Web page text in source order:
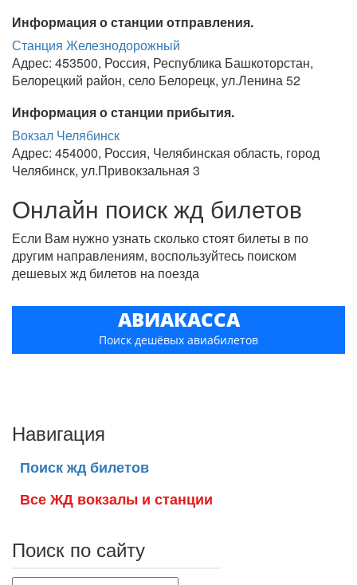
Информация о станции отправления.
Станция Железнодорожный
Адрес: 453500, Россия, Республика Башкоторстан,
Белорецкий район, село Белорецк, ул.Ленина 52
Информация о станции прибытия.
Вокзал Челябинск
Адрес: 454000, Россия, Челябинская область, город
Челябинск, ул.Привокзальная 3
Онлайн поиск жд билетов
Если Вам нужно узнать сколько стоят билеты в по
другим направлениям, воспользуйтесь поиском
дешевых жд билетов на поезда
АВИАКАССА
Поиск дешёвых авиабилетов
Навигация
Поиск жд билетов
Все ЖД вокзалы и станции
Поиск по сайту